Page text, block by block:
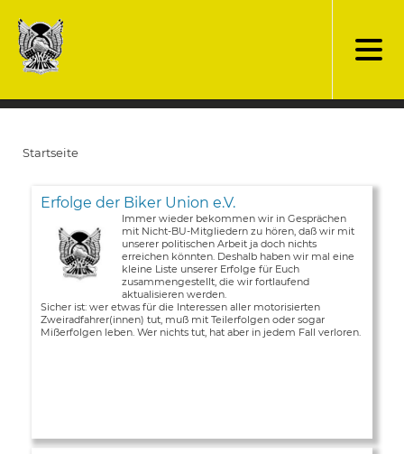
zum
Inhalt
Startseite
Erfolge der Biker Union e.V.
Immer wieder bekommen wir in Gesprächen
mit Nicht-BU-Mitgliedern zu hören, daß wir mit
unserer politischen Arbeit ja doch nichts
erreichen könnten. Deshalb haben wir mal eine
kleine Liste unserer Erfolge für Euch
zusammengestellt, die wir fortlaufend
aktualisieren werden.
Sicher ist: wer etwas für die Interessen aller motorisierten
Zweiradfahrer(innen) tut, muß mit Teilerfolgen oder sogar
Mißerfolgen leben. Wer nichts tut, hat aber in jedem Fall verloren.